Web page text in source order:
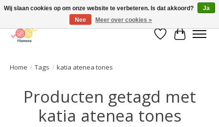
Verlanglijst
Home / Tags / katia atenea tones
Producten getagd met
katia atenea tones
Wij slaan cookies op om onze website te verbeteren. Is dat akkoord?
Ja
Nee
Meer over cookies »